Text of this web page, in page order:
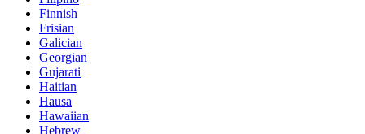
Finnish
Frisian
Galician
Georgian
Gujarati
Haitian
Hausa
Hawaiian
Hebrew